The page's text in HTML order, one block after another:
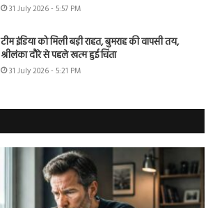
31 July 2026 - 5:57 PM
टीम इंडिया को मिली बड़ी राहत, बुमराह की वापसी तय,
श्रीलंका दौरे से पहले खत्म हुई चिंता
31 July 2026 - 5:21 PM